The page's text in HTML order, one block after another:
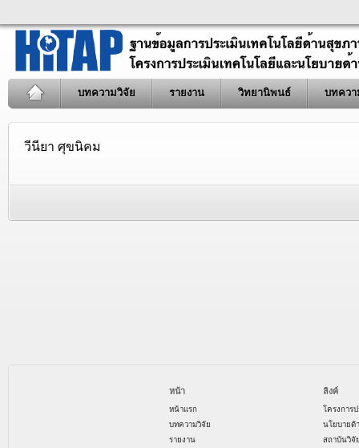
บทความวิจัย รายงาน วิทยานิพนธ์ บทควา
วีนียา ศุขนิคม
หน้า
หน้าแรก
บทความวิจัย
รายงาน
ลิงค์
โครงการ
นโยบายด้
สถาบันวิจั